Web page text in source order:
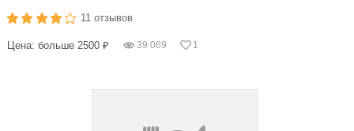
11 отзывов
Цена: больше 2500 ₽ 39 069 1